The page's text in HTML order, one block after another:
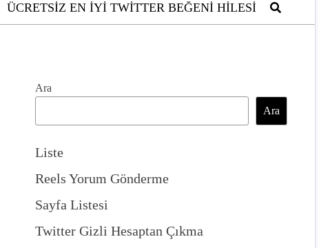
ÜCRETSIZ EN İYI TWITTER BEĞENI HILESI
Ara
Ara
Liste
Reels Yorum Gönderme
Sayfa Listesi
Twitter Gizli Hesaptan Çıkma